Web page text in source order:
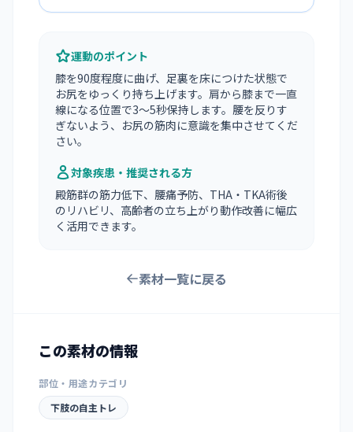
運動のポイント
膝を90度程度に曲げ、足裏を床につけた状態で
お尻をゆっくり持ち上げます。肩から膝まで一直
線になる位置で3〜5秒保持します。腰を反りす
ぎないよう、お尻の筋肉に意識を集中させてくだ
さい。
対象疾患・推奨される方
殿筋群の筋力低下、腰痛予防、THA・TKA術後
のリハビリ、高齢者の立ち上がり動作改善に幅広
く活用できます。
素材一覧に戻る
この素材の情報
部位・用途カテゴリ
下肢の自主トレ